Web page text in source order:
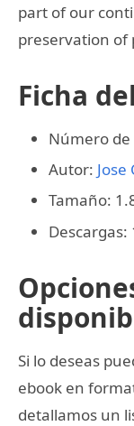
part of our
preservation of
Ficha
Número de
Autor: Jose
Tamaño:
Descargas:
Si lo deseas
ebook en
detallamos un